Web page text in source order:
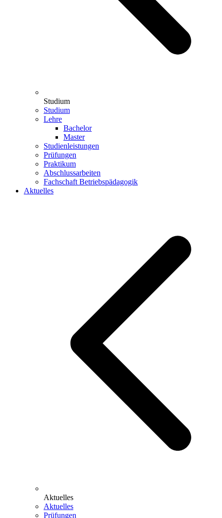
Studium
Studium
Lehre
Bachelor
Master
Studienleistungen
Prüfungen
Praktikum
Abschlussarbeiten
Fachschaft Betriebspädagogik
Aktuelles
Aktuelles
Aktuelles
Prüfungen